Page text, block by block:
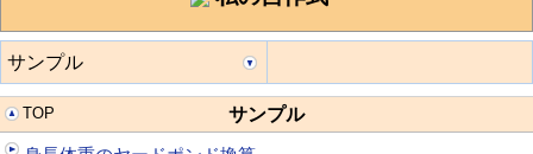
サンプル
TOP
サンプル